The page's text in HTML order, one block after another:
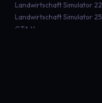
Landwirtschaft Simulator 22
Landwirtschaft Simulator 25
GTA V